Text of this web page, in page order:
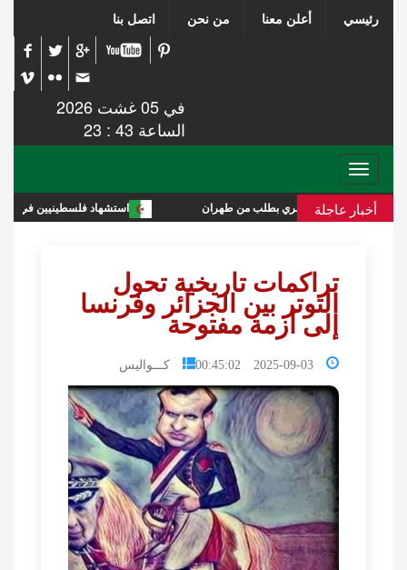
رئيسي أعلن معنا من نحن اتصل بنا
في 05 غشت 2026
الساعة 43 : 23
Toggle
navigation
أخبار عاجلة استشهاد فلسطينيين في قصف إسرائيلي مع إيران تجري بطلب من طهران
تراكمات تاريخية تحول
التوتر بين الجزائر وفرنسا
إلى أزمة مفتوحة
2025-09-03 00:45:02 كـــواليس